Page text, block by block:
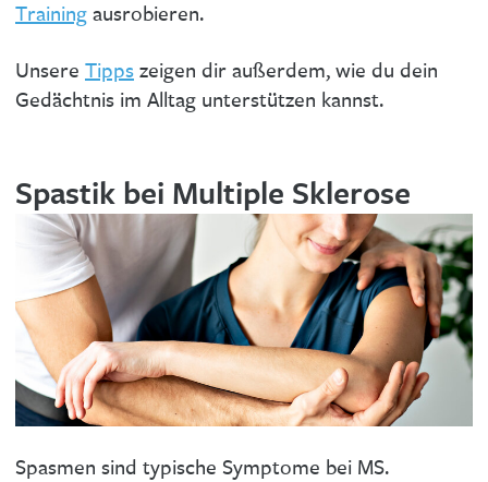
Training ausrobieren.
Unsere Tipps zeigen dir außerdem, wie du dein
Gedächtnis im Alltag unterstützen kannst.
Spastik bei Multiple Sklerose
Spasmen sind typische Symptome bei MS.